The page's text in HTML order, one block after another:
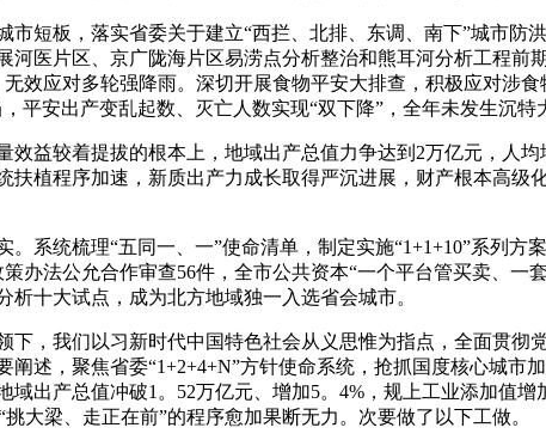
板，落实省委关于建立“西拦、北排、东调、南下”城市防
河医片区、京广陇海片区易涝点分析整治和熊耳河分析工程前
效应对多轮强降雨。深切开展食物平安大排查，积极应对涉
平安出产变乱起数、灭亡人数实现“双下降”，全年未发生沉特
较着提拔的根本上，地域出产总值力争达到2万亿元，人均
扶植程序加速，新质出产力成长取得严沉进展，财产根本高级
统梳理“五同一、一”使命清单，制定实施“1+1+10”系列方
办法公允合作审查56件，全市公共资本“一个平台管买卖、一
十大试点，成为北方地域独一入选省会城市。
，我们以习新时代中国特色社会从义思惟为指点，全面贯彻
述，聚焦省委“1+2+4+N”方针使命系统，抢抓国度核心城市
出产总值冲破1。52万亿元、增加5。4%，规上工业添加值
大梁、走正在前”的程序愈加果断无力。次要做了以下工做。